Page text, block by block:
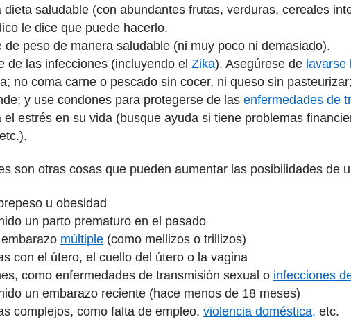
dieta saludable (con abundantes frutas, verduras, cereales
le dice que puede hacerlo.
de peso de manera saludable (ni muy poco ni demasiado).
de las infecciones (incluyendo el Zika). Asegúrese de lavarse
no coma carne o pescado sin cocer, ni queso sin
y use condones para protegerse de las enfermedades de
el estrés en su vida (busque ayuda si tiene problemas
son otras cosas que pueden aumentar las posibilidades de
u obesidad
un parto prematuro en el pasado
múltiple (como mellizos o trillizos)
con el útero, el cuello del útero o la vagina
como enfermedades de transmisión sexual o infecciones
un embarazo reciente (hace menos de 18 meses)
complejos, como falta de empleo, violencia doméstica, etc.